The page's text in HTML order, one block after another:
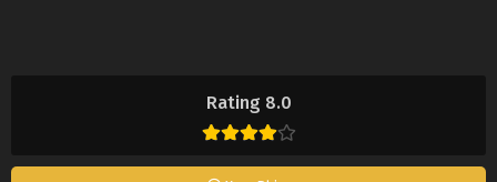
Rating 8.0